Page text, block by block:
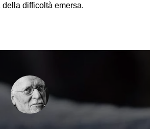
difficoltà emersa.